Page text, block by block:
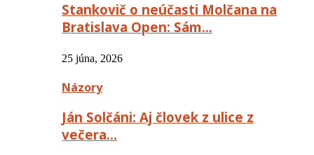
Stankovič o neúčasti Molčana na
Bratislava Open: Sám…
25 júna, 2026
Názory
Ján Solčáni: Aj človek z ulice z
večera…